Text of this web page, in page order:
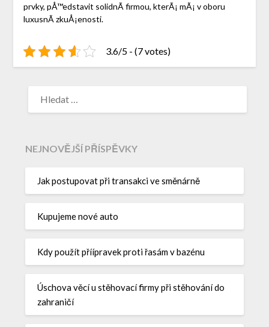
prvky, pÅ™edstavit solidnÃ­ firmou, kterÃ¡ mÃ¡ v oboru
luxusnÃ­ zkuÅ¡enosti.
3.6/5 - (7 votes)
NEJNOVĚJŠÍ PŘÍSPĚVKY
Jak postupovat při transakci ve směnárně
Kupujeme nové auto
Kdy použít příípravek proti řasám v bazénu
Úschova věcí u stěhovací firmy při stěhování do
zahraničí